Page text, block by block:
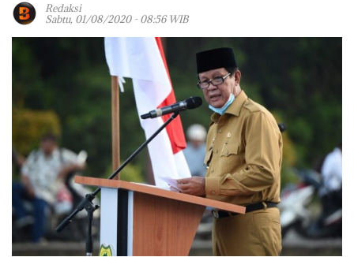
Redaksi
Sabtu, 01/08/2020 - 08:56 WIB